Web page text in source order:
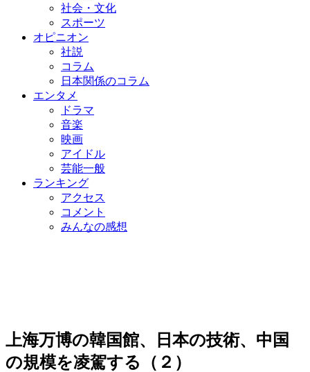
社会・文化
スポーツ
オピニオン
社説
コラム
日本関係のコラム
エンタメ
ドラマ
音楽
映画
アイドル
芸能一般
ランキング
アクセス
コメント
みんなの感想
上海万博の韓国館、日本の技術、中国
の規模を凌駕する（２）